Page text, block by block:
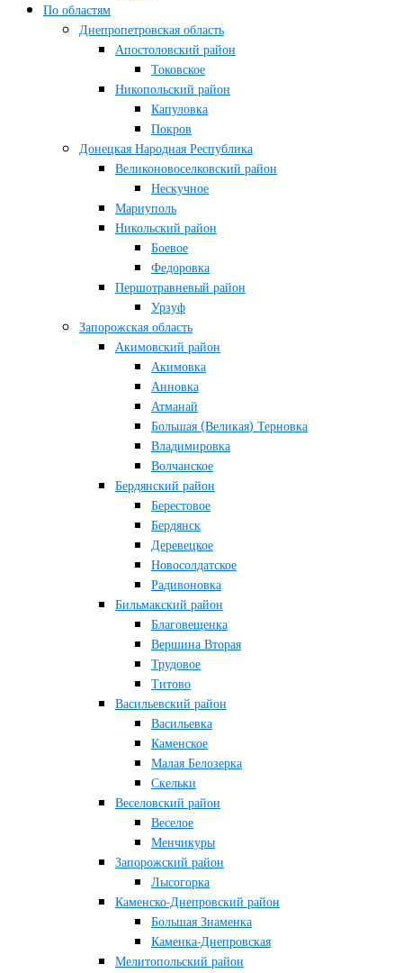
По областям
Днепропетровская область
Апостоловский район
Токовское
Никопольский район
Капуловка
Покров
Донецкая Народная Республика
Великоновоселковский район
Нескучное
Мариуполь
Никольский район
Боевое
Федоровка
Першотравневый район
Урзуф
Запорожская область
Акимовский район
Акимовка
Анновка
Атманай
Большая (Великая) Терновка
Владимировка
Волчанское
Бердянский район
Берестовое
Бердянск
Деревецкое
Новосолдатское
Радивоновка
Бильмакский район
Благовещенка
Вершина Вторая
Трудовое
Титово
Васильевский район
Васильевка
Каменское
Малая Белозерка
Скельки
Веселовский район
Веселое
Менчикуры
Запорожский район
Лысогорка
Каменско-Днепровский район
Большая Знаменка
Каменка-Днепровская
Мелитопольский район